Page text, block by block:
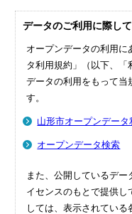
データのご利用に際して
オープンデータの利用に
タ利用規約」（以下、「
データの利用をもって当
す。
山形市オープンデータ
オープンデータ検索
また、公開しているデ
イセンスのもとで提供
しては、表示されてい